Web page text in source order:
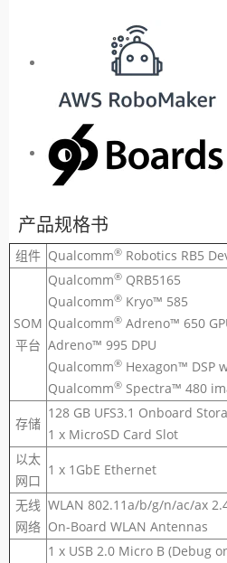
产品规格书
组件 Qualcomm® Robotics RB5
SOM
平台
Qualcomm® QRB5165
Qualcomm® Kryo™ 585
Qualcomm® Adreno™ 650
Adreno™ 995 DPU
Qualcomm® Hexagon™ DSP
Qualcomm® Spectra™ 480
存储
128 GB UFS3.1 Onboard
1 x MicroSD Card Slot
以太
网口
1 x 1GbE Ethernet
无线
网络
WLAN 802.11a/b/g/n/ac/ax
On-Board WLAN Antennas
1 x USB 2.0 Micro B (Debug